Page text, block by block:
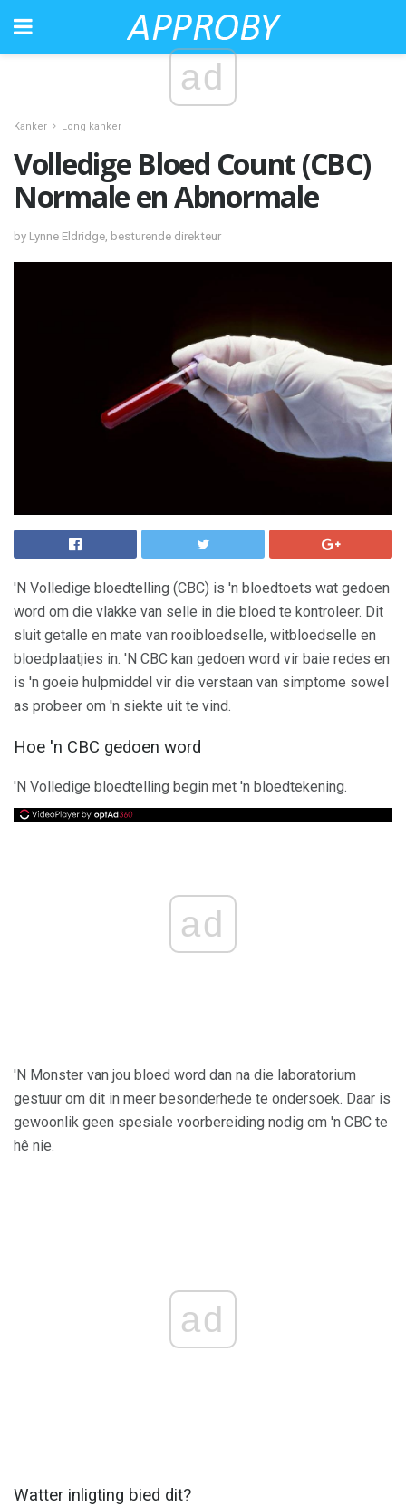
ad
Kanker Long kanker
Volledige Bloed Count (CBC)
Normale en Abnormale
by Lynne Eldridge, besturende direkteur
'N Volledige bloedtelling (CBC) is 'n bloedtoets wat gedoen
word om die vlakke van selle in die bloed te kontroleer. Dit
sluit getalle en mate van rooibloedselle, witbloedselle en
bloedplaatjies in. 'N CBC kan gedoen word vir baie redes en
is 'n goeie hulpmiddel vir die verstaan ​​van simptome sowel
as probeer om 'n siekte uit te vind.
Hoe 'n CBC gedoen word
'N Volledige bloedtelling begin met 'n bloedtekening.
ad
'N Monster van jou bloed word dan na die laboratorium
gestuur om dit in meer besonderhede te ondersoek. Daar is
gewoonlik geen spesiale voorbereiding nodig om 'n CBC te
hê nie.
ad
Watter inligting bied dit?